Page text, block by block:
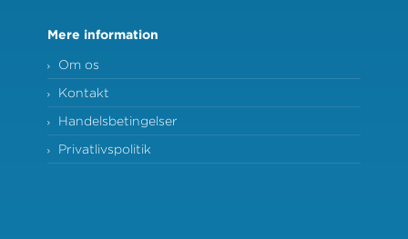
Mere information
Om os
Kontakt
Handelsbetingelser
Privatlivspolitik